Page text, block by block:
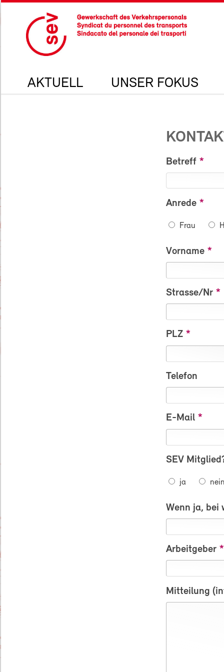
AKTUELL UNSER FOKUS
Betreff
Anrede
Frau
Vorname
Strasse/Nr
PLZ
Telefon
E-Mail
SEV
ja nein
Wenn ja, bei
Arbeitgeber
Mitteilung